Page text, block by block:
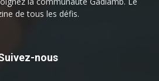
de tous les défis.
nous